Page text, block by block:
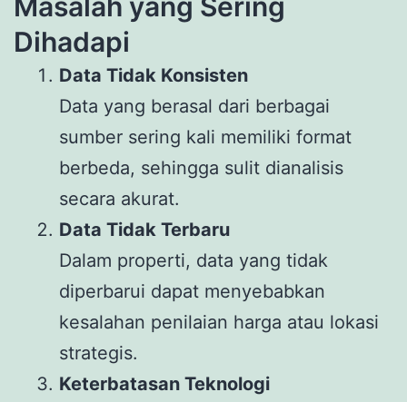
Dihadapi
Data Tidak Konsisten
Data yang berasal dari berbagai
sumber sering kali memiliki format
berbeda, sehingga sulit dianalisis
secara akurat.
Data Tidak Terbaru
Dalam properti, data yang tidak
diperbarui dapat menyebabkan
kesalahan penilaian harga atau lokasi
strategis.
Keterbatasan Teknologi